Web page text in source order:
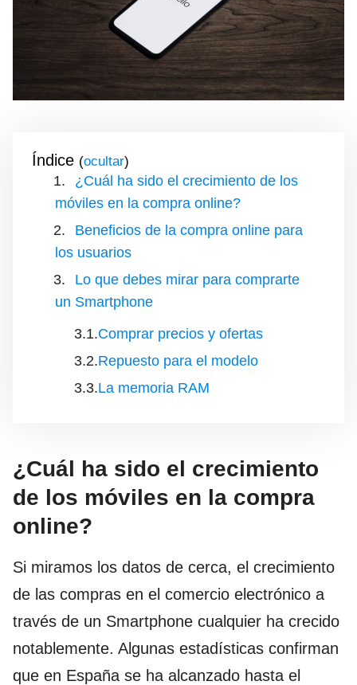
Índice ( )
¿Cuál ha sido el crecimiento de los
móviles en la compra online?
Beneficios de la compra online para
los usuarios
Lo que debes mirar para comprarte
un Smartphone
Comprar precios y ofertas
Repuesto para el modelo
La memoria RAM
¿Cuál ha sido el crecimiento
de los móviles en la compra
online?
Si miramos los datos de cerca, el crecimiento
de las compras en el comercio electrónico a
través de un Smartphone cualquier ha crecido
notablemente. Algunas estadísticas confirman
que en España se ha alcanzado hasta el